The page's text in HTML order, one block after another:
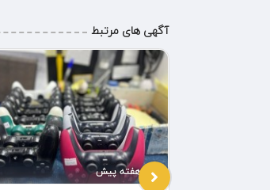
آگهی های مرتبط
4 هفته پیش